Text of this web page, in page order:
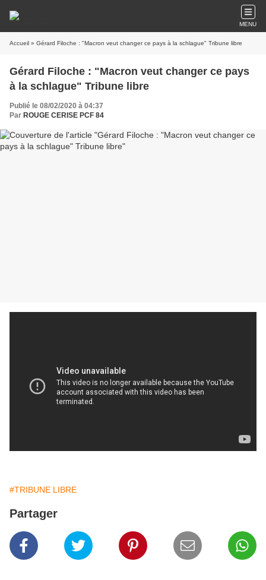
MENU
Accueil » Gérard Filoche : "Macron veut changer ce pays à la schlague" Tribune libre
Gérard Filoche : "Macron veut changer ce pays
à la schlague" Tribune libre
Publié le 08/02/2020 à 04:37
Par ROUGE CERISE PCF 84
#TRIBUNE LIBRE
Partager